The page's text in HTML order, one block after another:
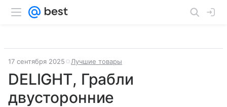
17 сентября 2025 Лучшие товары
DELIGHT, Грабли
двусторонние